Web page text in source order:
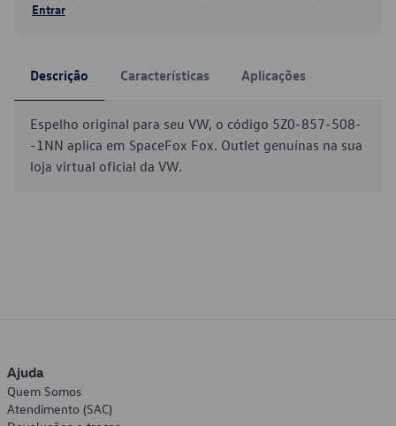
Entrar
Descrição Características Aplicações
Espelho original para seu VW, o código 5Z0-857-508-
-1NN aplica em SpaceFox Fox. Outlet genuínas na sua
loja virtual oficial da VW.
Ajuda
Quem Somos
Atendimento (SAC)